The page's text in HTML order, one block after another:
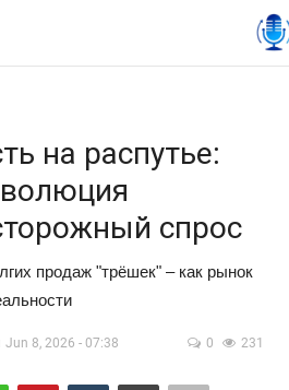
на распутье:
спрос
продаж "трёшек" – как рынок
Jun 8, 2026 - 07:38 0 231